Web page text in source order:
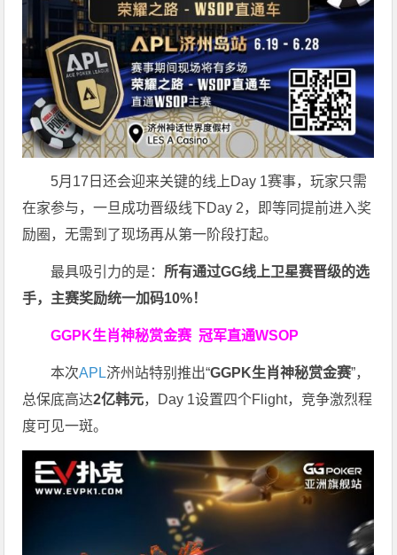
5月17日还会迎来关键的线上Day 1赛事，玩家只需
在家参与，一旦成功晋级线下Day 2，即等同提前进入奖
励圈，无需到了现场再从第一阶段打起。
最具吸引力的是： 所有通过GG线上卫星赛晋级的选
手，主赛奖励统一加码10%！
GGPK生肖神秘赏金赛冠军直通WSOP
本次APL济州站特别推出“GGPK生肖神秘赏金赛”，
总保底高达2亿韩元，Day 1设置四个Flight，竞争激烈程
度可见一斑。